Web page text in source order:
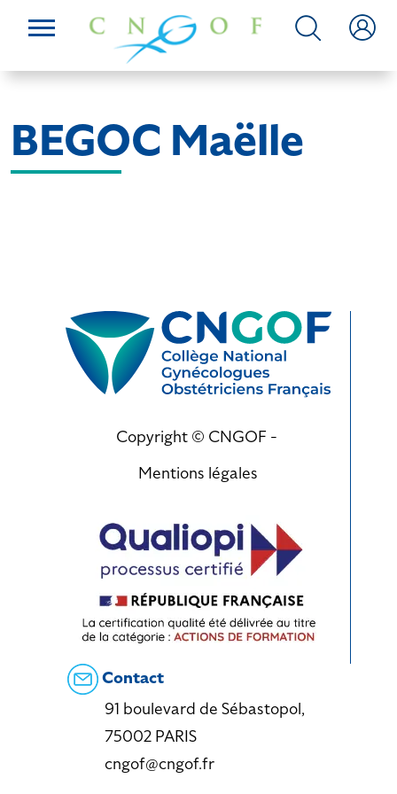
BEGOC Maëlle
Copyright © CNGOF -
Mentions légales
Contact
91 boulevard de Sébastopol,
75002 PARIS
cngof@cngof.fr